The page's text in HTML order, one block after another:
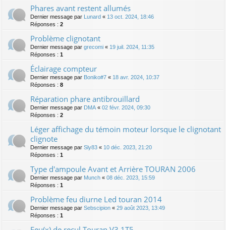
Phares avant restent allumés
Dernier message par Lunard « 13 oct. 2024, 18:46
Réponses : 2
Problème clignotant
Dernier message par grecomi « 19 juil. 2024, 11:35
Réponses : 1
Éclairage compteur
Dernier message par Boniko#7 « 18 avr. 2024, 10:37
Réponses : 8
Réparation phare antibrouillard
Dernier message par DMA « 02 févr. 2024, 09:30
Réponses : 2
Léger affichage du témoin moteur lorsque le clignotant
clignote
Dernier message par Sly83 « 10 déc. 2023, 21:20
Réponses : 1
Type d'ampoule Avant et Arrière TOURAN 2006
Dernier message par Munch « 08 déc. 2023, 15:59
Réponses : 1
Problème feu diurne Led touran 2014
Dernier message par Sebscipion « 29 août 2023, 13:49
Réponses : 1